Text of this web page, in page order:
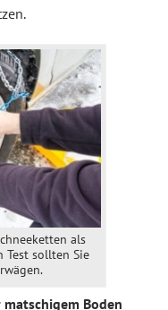
als
Test sollten Sie
matschigem Boden